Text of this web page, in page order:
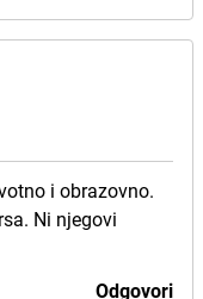
i obrazovno.
Ni njegovi
Odgovori